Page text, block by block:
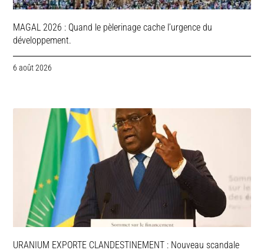
MAGAL 2026 : Quand le pèlerinage cache l’urgence du
développement.
6 août 2026
URANIUM EXPORTE CLANDESTINEMENT : Nouveau scandale